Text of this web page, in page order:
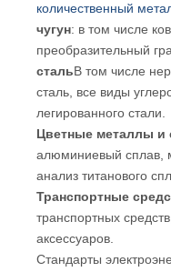
количественный
чугун: в том числе
преобразительный
стальВ том числе
сталь, все виды
легированного стали.
Цветные металлы и
алюминиевый сплав,
анализ титанового
Транспортные
транспортных
аксессуаров.
Стандарты